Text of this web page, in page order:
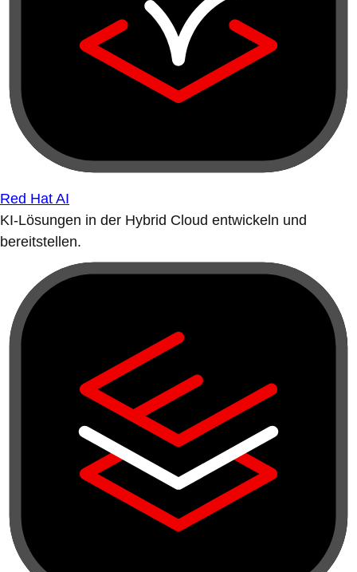
Red Hat AI
KI-Lösungen in der Hybrid Cloud entwickeln und
bereitstellen.